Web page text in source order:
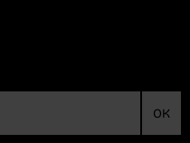
OK